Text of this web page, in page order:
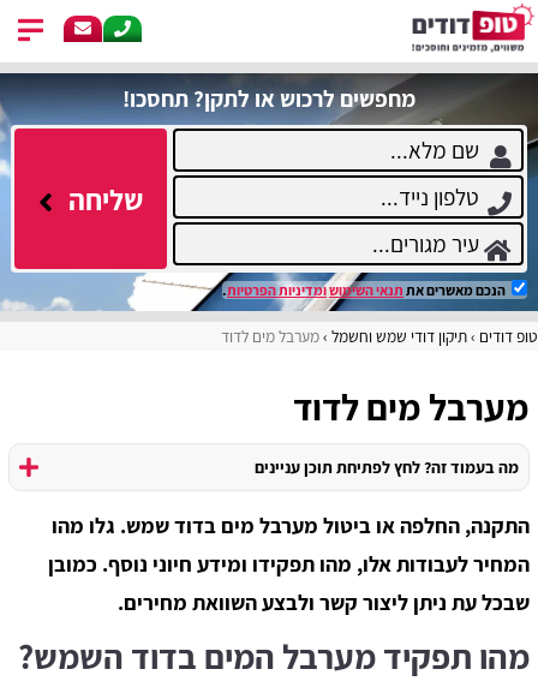
מחפשים לרכוש או לתקן? תחסכו!
שליחה
הנכם מאשרים את תנאי השימושומדיניות הפרטיות.
טופ דודים תיקון דודי שמש וחשמל מערבל מים לדוד
מערבל מים לדוד
מה בעמוד זה? לחץ לפתיחת תוכן עניינים
התקנה, החלפה או ביטול מערבל מים בדוד שמש. גלו מהו
המחיר לעבודות אלו, מהו תפקידו ומידע חיוני נוסף. כמובן
שבכל עת ניתן ליצור קשר ולבצע השוואת מחירים.
מהו תפקיד מערבל המים בדוד השמש?